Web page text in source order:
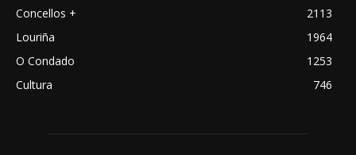
Concellos +
2113
Louriña
1964
O Condado
1253
Cultura
746